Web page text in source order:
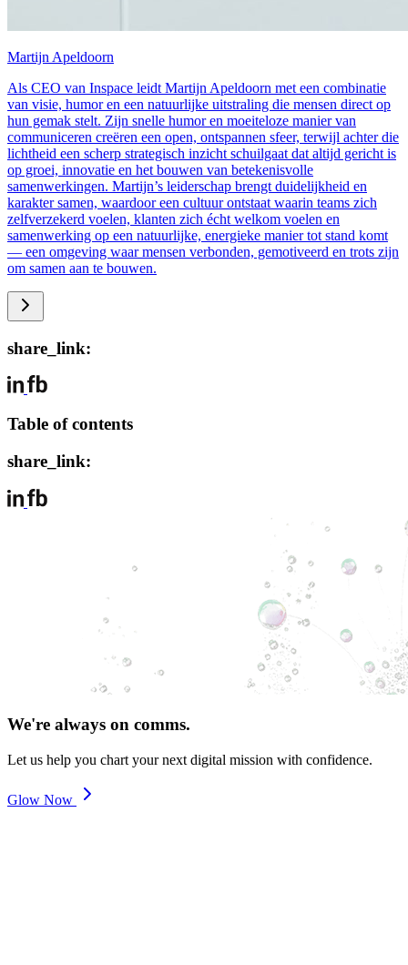
Martijn Apeldoorn
Als CEO van Inspace leidt Martijn Apeldoorn met een combinatie
van visie, humor en een natuurlijke uitstraling die mensen direct op
hun gemak stelt. Zijn snelle humor en moeiteloze manier van
communiceren creëren een open, ontspannen sfeer, terwijl achter die
lichtheid een scherp strategisch inzicht schuilgaat dat altijd gericht is
op groei, innovatie en het bouwen van betekenisvolle
samenwerkingen. Martijn’s leiderschap brengt duidelijkheid en
karakter samen, waardoor een cultuur ontstaat waarin teams zich
zelfverzekerd voelen, klanten zich écht welkom voelen en
samenwerking op een natuurlijke, energieke manier tot stand komt
— een omgeving waar mensen verbonden, gemotiveerd en trots zijn
om samen aan te bouwen.
share_link:
Table of contents
share_link:
We're always on comms.
Let us help you chart your next digital mission with confidence.
Glow Now